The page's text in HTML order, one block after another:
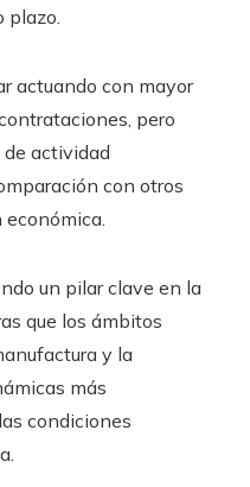
plazo.
actuando con mayor
pero
actividad
con otros
económica.
un pilar clave en la
que los ámbitos
y la
más
condiciones